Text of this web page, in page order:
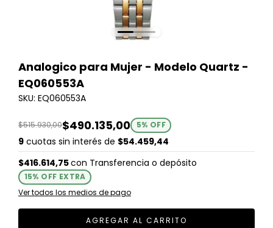
Analogico para Mujer - Modelo Quartz -
EQ060553A
SKU: EQ060553A
$515.930,00$490.135,00 5% OFF
9 cuotas sin interés de $54.459,44
$416.614,75con Transferencia o depósito
15% OFF EXTRA
Ver todos los medios de pago